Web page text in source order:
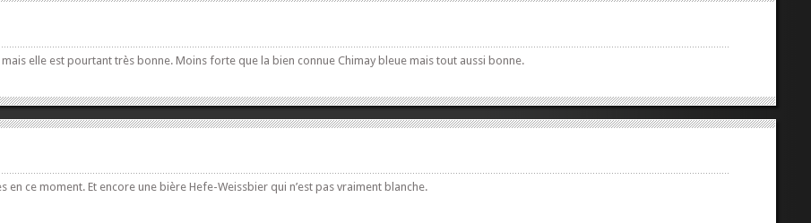
elle est pourtant très bonne. Moins forte que la bien connue Chimay bleue mais tout aussi bonne.
ce moment. Et encore une bière Hefe-Weissbier qui n’est pas vraiment blanche.